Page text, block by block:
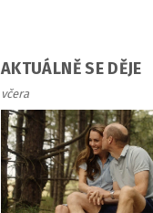
AKTUÁLNĚ SE DĚJE
včera